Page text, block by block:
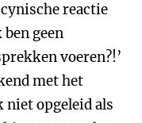
reactie
ben geen
voeren?!’
met het
niet opgeleid als